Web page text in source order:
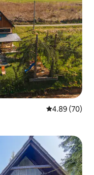
Calificación
4.89 (70)